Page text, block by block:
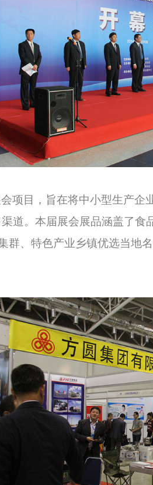
项目，旨在将中小型生产
道。本届展会展品涵盖了
、特色产业乡镇优选当地名